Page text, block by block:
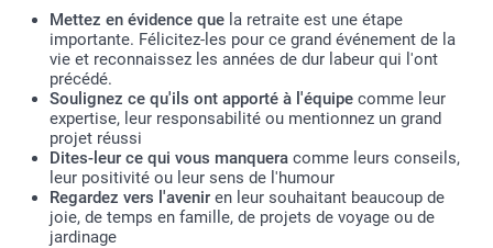
Mettez en évidence que la retraite est une étape
importante. Félicitez-les pour ce grand événement de la
vie et reconnaissez les années de dur labeur qui l'ont
précédé.
Soulignez ce qu'ils ont apporté à l'équipe comme leur
expertise, leur responsabilité ou mentionnez un grand
projet réussi
Dites-leur ce qui vous manquera comme leurs conseils,
leur positivité ou leur sens de l'humour
Regardez vers l'avenir en leur souhaitant beaucoup de
joie, de temps en famille, de projets de voyage ou de
jardinage